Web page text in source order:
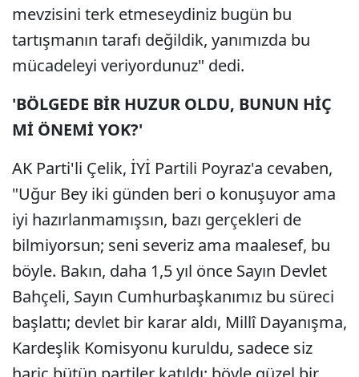
mevzisini terk etmeseydiniz bugün bu
tartışmanın tarafı değildik, yanımızda bu
mücadeleyi veriyordunuz" dedi.
'BÖLGEDE BİR HUZUR OLDU, BUNUN HİÇ
Mİ ÖNEMİ YOK?'
AK Parti'li Çelik, İYİ Partili Poyraz'a cevaben,
"Uğur Bey iki günden beri o konuşuyor ama
iyi hazırlanmamışsın, bazı gerçekleri de
bilmiyorsun; seni severiz ama maalesef, bu
böyle. Bakın, daha 1,5 yıl önce Sayın Devlet
Bahçeli, Sayın Cumhurbaşkanımız bu süreci
başlattı; devlet bir karar aldı, Millî Dayanışma,
Kardeşlik Komisyonu kuruldu, sadece siz